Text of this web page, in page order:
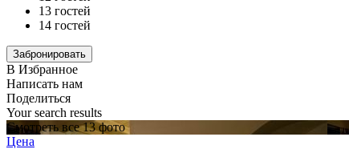
13 гостей
14 гостей
В Избранное
Написать нам
Поделиться
Your search results
Смотреть все 13 фото
Цена